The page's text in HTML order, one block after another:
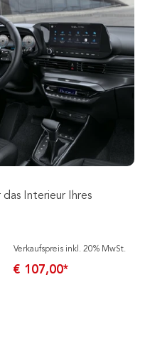
Interieur Ihres
Verkaufspreis inkl. 20% MwSt.
€ 107,00*